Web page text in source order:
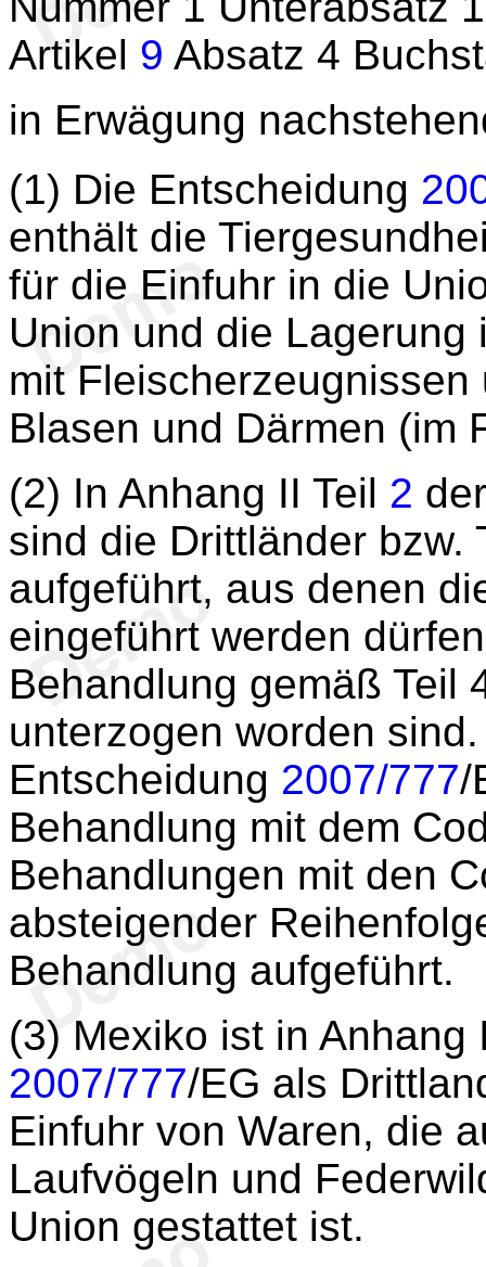
Artikel 9 Absatz 4
in Erwägung
(1) Die Entscheidung
enthält die
für die Einfuhr in die
Union und die
mit
Blasen und Därmen (im
(2) In Anhang II Teil 2
sind die Drittländer bzw.
aufgeführt, aus denen
eingeführt werden
Behandlung gemäß Teil
unterzogen worden
Entscheidung 2007/777/
Behandlung mit dem
Behandlungen mit den
absteigender
Behandlung aufgeführt.
(3) Mexiko ist in Anhang
2007/777/EG als
Einfuhr von Waren, die
Laufvögeln und
Union gestattet ist.